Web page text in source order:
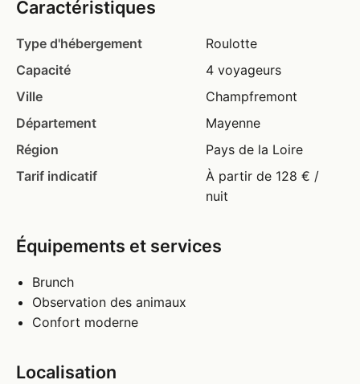
Caractéristiques
Type d'hébergement
Roulotte
Capacité
4 voyageurs
Ville
Champfremont
Département
Mayenne
Région
Pays de la Loire
Tarif indicatif
À partir de 128 € /
nuit
Équipements et services
Brunch
Observation des animaux
Confort moderne
Localisation